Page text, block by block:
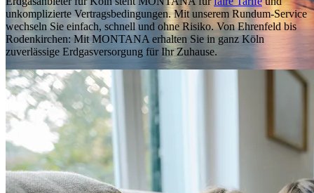
unkomplizierte Vertragsbedingungen. Mit unserem Rundum-Service
wechseln Sie einfach, schnell und ohne Risiko. Von Ehrenfeld bis
Rodenkirchen: Mit MONTANA erhalten Sie in ganz Köln
zuverlässige Erdgasversorgung für Ihr Zuhause.